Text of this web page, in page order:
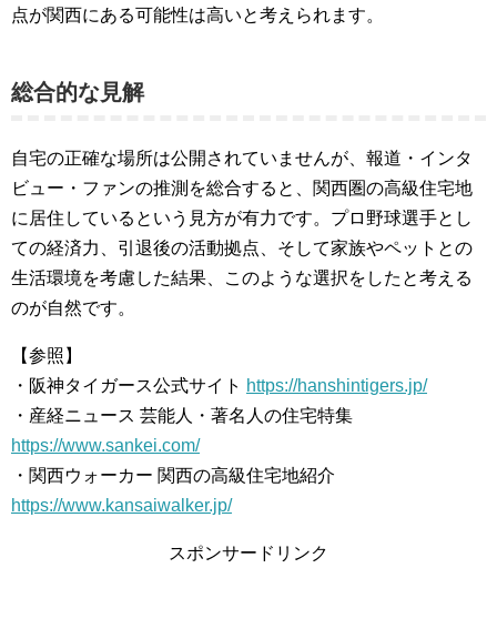
点が関西にある可能性は高いと考えられます。
総合的な見解
自宅の正確な場所は公開されていませんが、報道・インタ
ビュー・ファンの推測を総合すると、関西圏の高級住宅地
に居住しているという見方が有力です。プロ野球選手とし
ての経済力、引退後の活動拠点、そして家族やペットとの
生活環境を考慮した結果、このような選択をしたと考える
のが自然です。
【参照】
・阪神タイガース公式サイト https://hanshintigers.jp/
・産経ニュース 芸能人・著名人の住宅特集
https://www.sankei.com/
・関西ウォーカー 関西の高級住宅地紹介
https://www.kansaiwalker.jp/
スポンサードリンク